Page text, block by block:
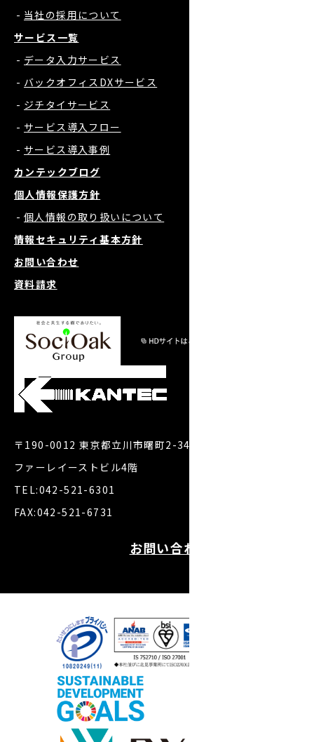
当社の採用について
サービス一覧
データ入力サービス
バックオフィスDXサービス
ジチタイサービス
サービス導入フロー
サービス導入事例
カンテックブログ
個人情報保護方針
個人情報の取り扱いについて
情報セキュリティ基本方針
お問い合わせ
資料請求
〒190-0012 東京都立川市曙町2-34-7
ファーレイーストビル4階
TEL:042-521-6301
FAX:042-521-6731
お問い合わせ・お見積り